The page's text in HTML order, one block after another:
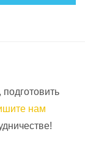
нам